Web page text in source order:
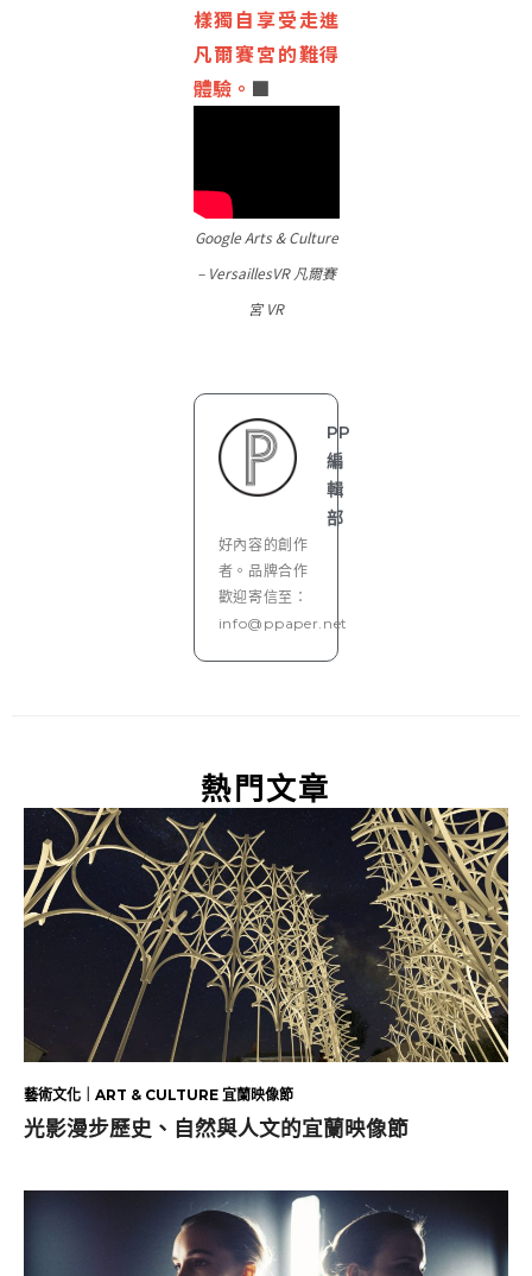
樣獨自享受走進
凡爾賽宮的難得
體驗。 ■
Google Arts & Culture
– VersaillesVR 凡爾賽
宮 VR
PP
編
輯
部
好內容的創作
者。品牌合作
歡迎寄信至：
info@ppaper.net
熱門文章
藝術文化｜ART & CULTURE 宜蘭映像節
光影漫步歷史、自然與人文的宜蘭映像節